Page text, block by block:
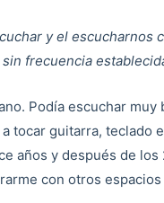
y el escucharnos
frecuencia
Podía escuchar
tocar guitarra, teclado
años y después de los
con otros